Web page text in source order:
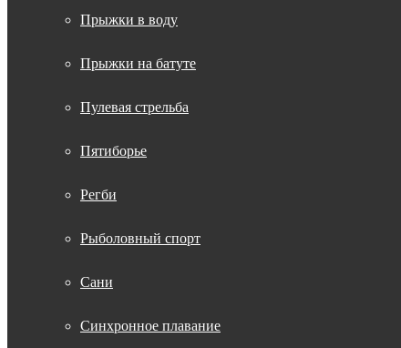
Прыжки в воду
Прыжки на батуте
Пулевая стрельба
Пятиборье
Регби
Рыболовный спорт
Сани
Синхронное плавание